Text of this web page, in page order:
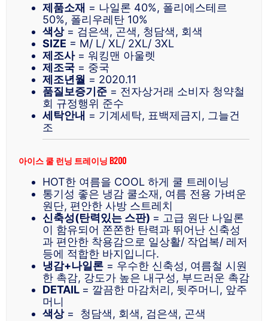
제품소재 = 나일론 40%, 폴리에스테르
50%, 폴리우레탄 10%
색상= 검은색, 곤색, 청담색, 회색
SIZE = M/ L/ XL/ 2XL/ 3XL
제조사= 워킹맨 아울렛
제조국 = 중국
제조년월 = 2020.11
품질보증기준 = 전자상거래 소비자 청약철
회 규정행위 준수
세탁안내 = 기계세탁, 표백제금지, 그늘건
조
아이스 쿨 런닝 트레이닝 B200
HOT한 여름을 COOL 하게 쿨 트레이닝
통기성 좋은 냉감 쿨소재, 여름 전용 가벼운
원단, 편안한 사방 스트레치
신축성(탄력있는 스판) = 고급 원단 나일론
이 함유되어 쫀쫀한 탄력과 뛰어난 신축성
과 편안한 착용감으로 일상활/ 작업복/ 레저
등에 적합한 바지입니다.
냉감+나일론 = 우수한 신축성, 여름철 시원
한 촉감, 강도가 높은 내구성, 부드러운 촉감
DETAIL = 깔끔한 마감처리, 뒷주머니, 앞주
머니
색상= 청담색, 회색, 검은색, 곤색